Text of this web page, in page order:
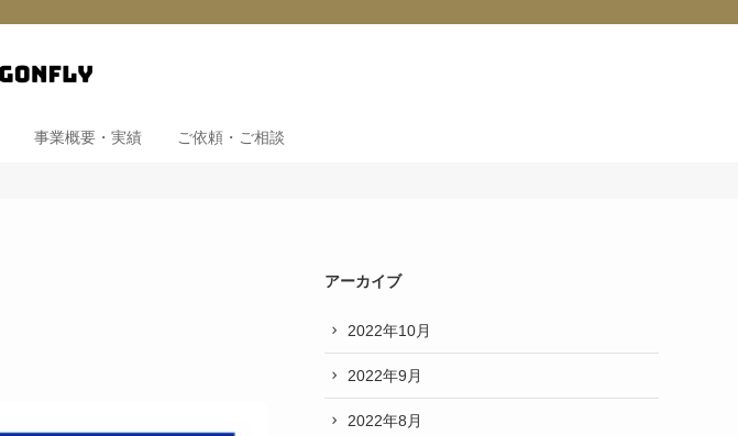
事業概要・実績 ご依頼・ご相談
アーカイブ
2022年10月
2022年9月
2022年8月